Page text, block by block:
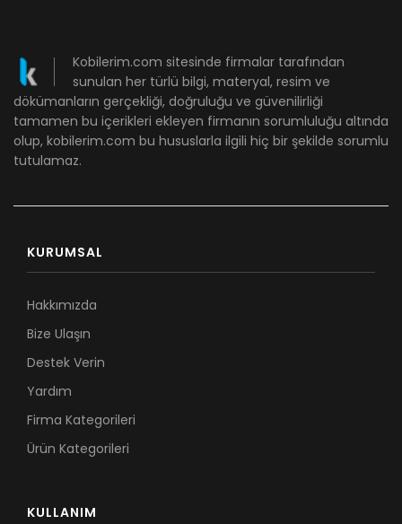
Kobilerim.com sitesinde firmalar tarafından
sunulan her türlü bilgi, materyal, resim ve
dökümanların gerçekliği, doğruluğu ve güvenilirliği
tamamen bu içerikleri ekleyen firmanın sorumluluğu altında
olup, kobilerim.com bu hususlarla ilgili hiç bir şekilde sorumlu
tutulamaz.
KURUMSAL
Hakkımızda
Bize Ulaşın
Destek Verin
Yardım
Firma Kategorileri
Ürün Kategorileri
KULLANIM